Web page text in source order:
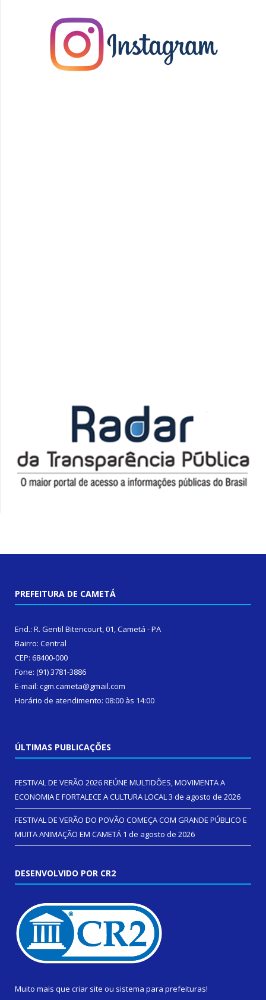
PREFEITURA DE CAMETÁ
End.: R. Gentil Bitencourt, 01, Cametá - PA
Bairro: Central
CEP: 68400-000
Fone: (91) 3781-3886
E-mail: cgm.cameta@gmail.com
Horário de atendimento: 08:00 às 14:00
ÚLTIMAS PUBLICAÇÕES
FESTIVAL DE VERÃO 2026 REÚNE MULTIDÕES, MOVIMENTA A
ECONOMIA E FORTALECE A CULTURA LOCAL3 de agosto de 2026
FESTIVAL DE VERÃO DO POVÃO COMEÇA COM GRANDE PÚBLICO E
MUITA ANIMAÇÃO EM CAMETÁ 1 de agosto de 2026
DESENVOLVIDO POR CR2
Muito mais que criar site ou sistema para prefeituras!